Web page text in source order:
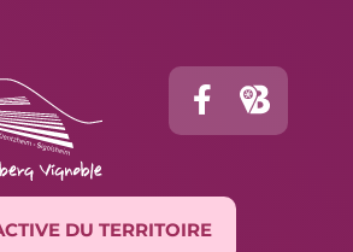
DU TERRITOIRE